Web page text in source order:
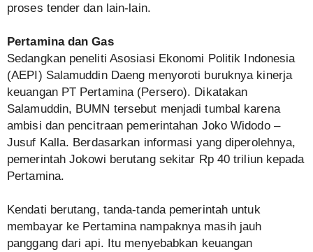
proses tender dan lain-lain.
Pertamina dan Gas
Sedangkan peneliti Asosiasi Ekonomi Politik Indonesia
(AEPI) Salamuddin Daeng menyoroti buruknya kinerja
keuangan PT Pertamina (Persero). Dikatakan
Salamuddin, BUMN tersebut menjadi tumbal karena
ambisi dan pencitraan pemerintahan Joko Widodo –
Jusuf Kalla. Berdasarkan informasi yang diperolehnya,
pemerintah Jokowi berutang sekitar Rp 40 triliun kepada
Pertamina.
Kendati berutang, tanda-tanda pemerintah untuk
membayar ke Pertamina nampaknya masih jauh
panggang dari api. Itu menyebabkan keuangan